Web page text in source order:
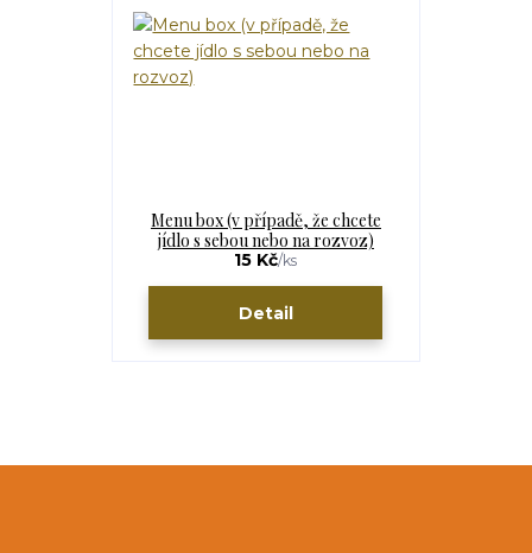
Menu box (v případě, že chcete
jídlo s sebou nebo na rozvoz)
15 Kč/ks
Detail